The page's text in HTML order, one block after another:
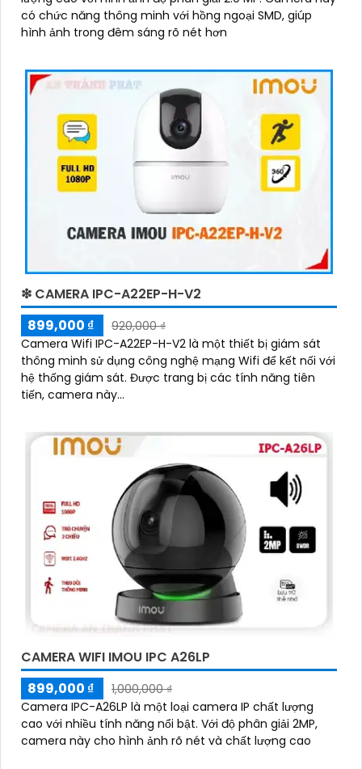
có chức năng thông minh với hồng ngoại SMD, giúp
hình ảnh trong đêm sáng rõ nét hơn
❇ CAMERA IPC-A22EP-H-V2
899,000 ₫
920,000 ₫
Camera Wifi IPC-A22EP-H-V2 là một thiết bị giám sát
thông minh sử dụng công nghệ mạng Wifi để kết nối với
hệ thống giám sát. Được trang bị các tính năng tiên
tiến, camera này...
CAMERA WIFI IMOU IPC A26LP
899,000 ₫
1,000,000 ₫
Camera IPC-A26LP là một loại camera IP chất lượng
cao với nhiều tính năng nổi bật. Với độ phân giải 2MP,
camera này cho hình ảnh rõ nét và chất lượng cao